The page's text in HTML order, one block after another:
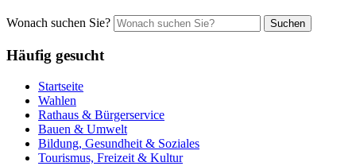
Wonach suchen Sie? Suchen
Häufig gesucht
Startseite
Wahlen
Rathaus & Bürgerservice
Bauen & Umwelt
Bildung, Gesundheit & Soziales
Tourismus, Freizeit & Kultur